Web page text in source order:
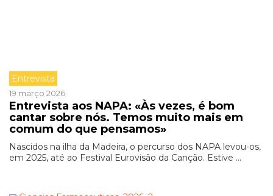
Entrevista
19 março 2026
Entrevista aos NAPA: «Às vezes, é bom
cantar sobre nós. Temos muito mais em
comum do que pensamos»
Nascidos na ilha da Madeira, o percurso dos NAPA levou-os,
em 2025, até ao Festival Eurovisão da Canção. Estive ...